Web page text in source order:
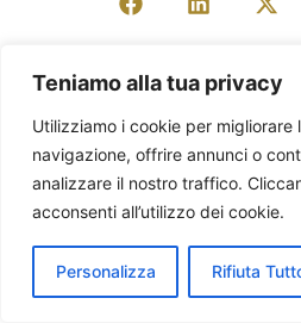
Teniamo alla tua privacy
Utilizziamo i cookie per migliorare
navigazione, offrire annunci o
analizzare il nostro traffico.
acconsenti all’utilizzo dei cookie.
Personalizza Rifiuta